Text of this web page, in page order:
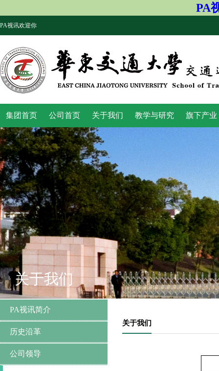
PA
PA视讯欢迎你
集团首页 公司首页 关于我们 教学与研究 旗下产业
关于我们
PA视讯简介
历史沿革
公司领导
关于我们